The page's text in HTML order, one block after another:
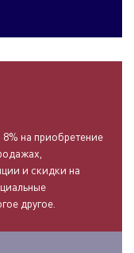
на приобретение
и скидки на
другое.